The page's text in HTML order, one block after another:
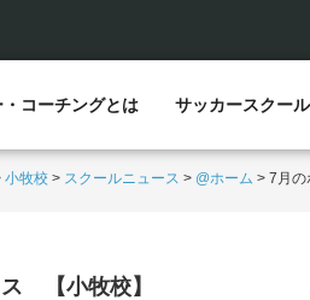
・コーチングとは サッカースクール
小牧校 > スクールニュース > @ホーム > 7月の
【小牧校】